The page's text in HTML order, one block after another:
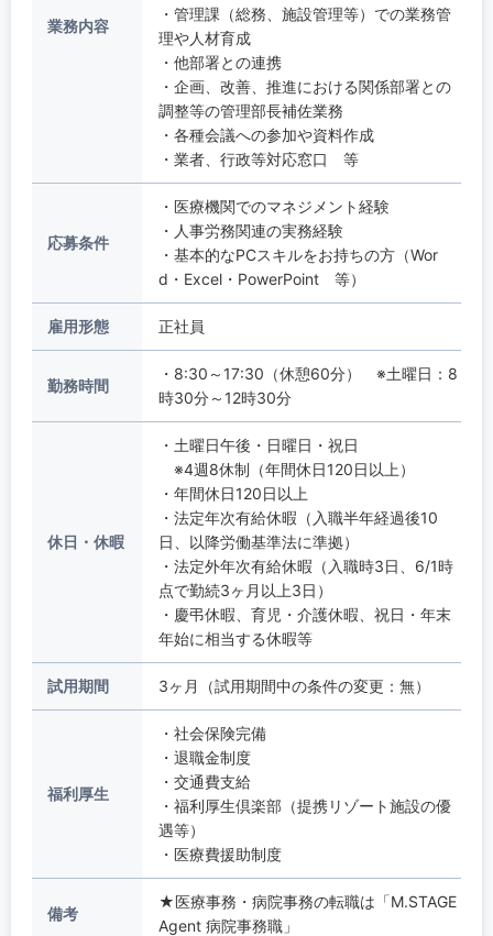
業務内容
・管理課（総務、施設管理等）での業務管
理や人材育成
・他部署との連携
・企画、改善、推進における関係部署との
調整等の管理部長補佐業務
・各種会議への参加や資料作成
・業者、行政等対応窓口 等
応募条件
・医療機関でのマネジメント経験
・人事労務関連の実務経験
・基本的なPCスキルをお持ちの方（Wor
d・Excel・PowerPoint 等）
雇用形態 正社員
勤務時間
・8:30～17:30（休憩60分） ※土曜日：8
時30分～12時30分
休日・休暇
・土曜日午後・日曜日・祝日
※4週8休制（年間休日120日以上）
・年間休日120日以上
・法定年次有給休暇（入職半年経過後10
日、以降労働基準法に準拠）
・法定外年次有給休暇（入職時3日、6/1時
点で勤続3ヶ月以上3日）
・慶弔休暇、育児・介護休暇、祝日・年末
年始に相当する休暇等
試用期間 3ヶ月（試用期間中の条件の変更：無）
福利厚生
・社会保険完備
・退職金制度
・交通費支給
・福利厚生倶楽部（提携リゾート施設の優
遇等）
・医療費援助制度
備考
★医療事務・病院事務の転職は「M.STAGE
Agent 病院事務職」